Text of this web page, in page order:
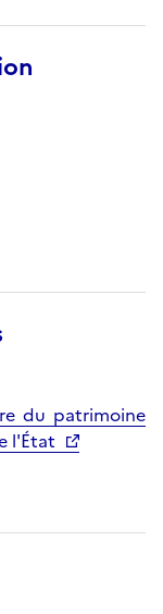
du patrimoine
l'État